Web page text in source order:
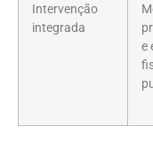
Intervenção
integrada
e